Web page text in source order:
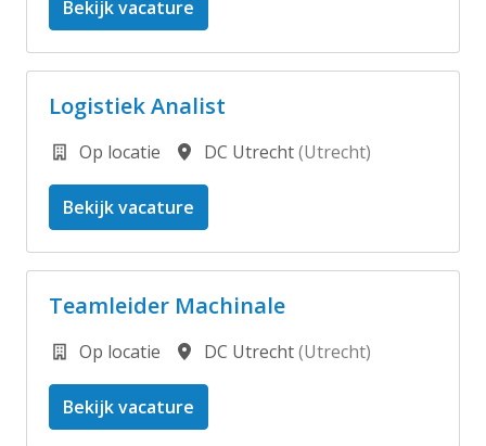
Bekijk vacature
Logistiek Analist
Op locatie DC Utrecht(Utrecht)
Bekijk vacature
Teamleider Machinale
Op locatie DC Utrecht(Utrecht)
Bekijk vacature